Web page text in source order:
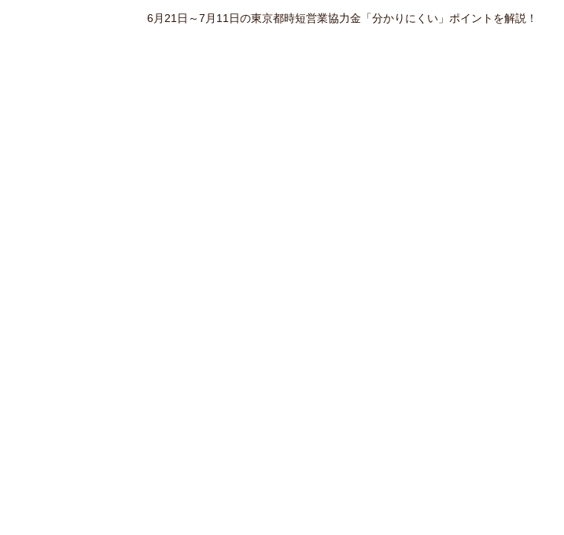
6月21日～7月11日の東京都時短営業協力金「分かりにくい」ポイントを解説！